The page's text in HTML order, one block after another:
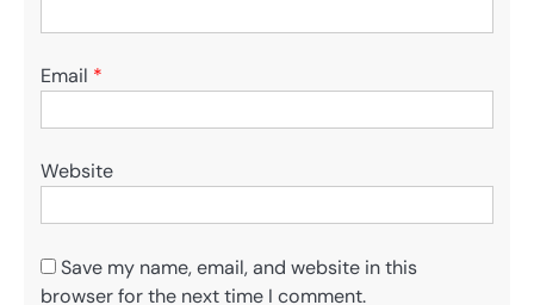
Email *
Website
Save my name, email, and website in this
browser for the next time I comment.